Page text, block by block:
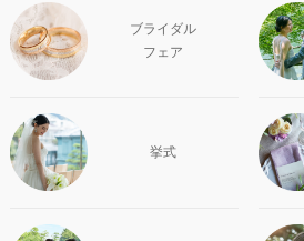
ブライダル
フェア
挙式